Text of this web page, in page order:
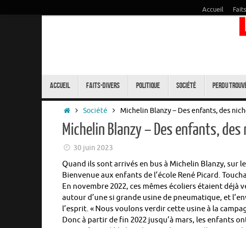
Accueil
Accueil Faits-Divers Politique Société Perdu
Accueil
Société Michelin Blanzy – Des enfants, des
Michelin Blanzy – Des enfants,
30 juin 2023
Quand ils sont arrivés en bus à Michelin Blanzy, sur
Bienvenue aux enfants de l’école René Picard.
En novembre 2022, ces mêmes écoliers étaient
autour d’une si grande usine de pneumatique, et
l’esprit. « Nous voulons verdir cette usine à la
Donc à partir de fin 2022 jusqu’à mars, les enfants